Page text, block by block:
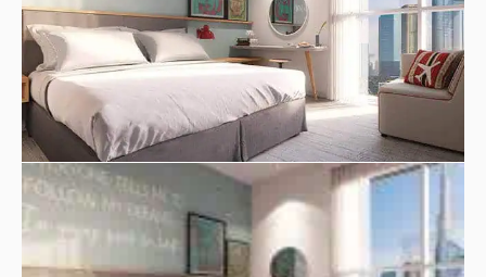
تهيئة المشهد لإقامتك
استمتع بأكبر قدر من الذكريات دون أي تكلفة إضافية – سنقدم
لك الفن المحلي، والتصميمات الداخلية الأنيقة، والراحة التي لا
تشوبها شائبة، وإمكانية الاتصال بالمدينة مجانًا.